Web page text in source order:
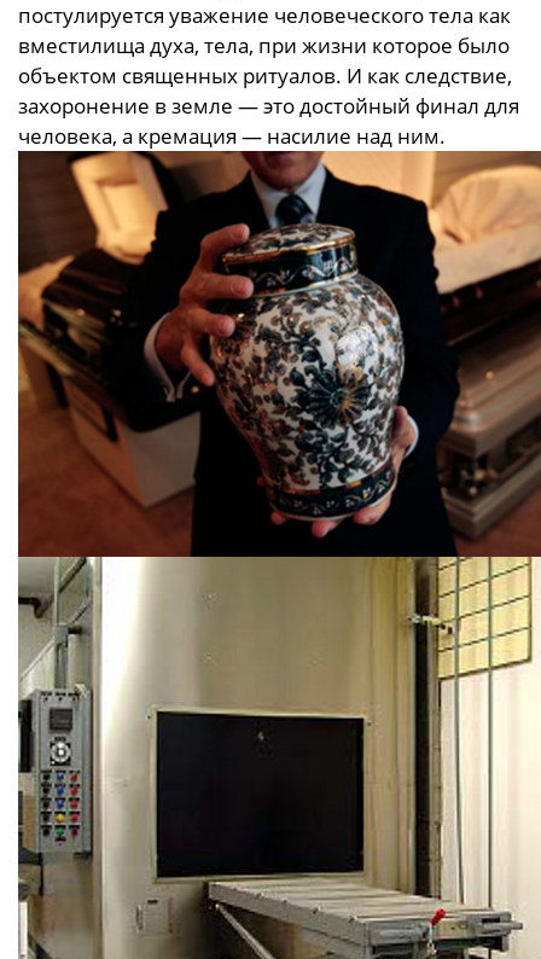
постулируется уважение человеческого тела как
вместилища духа, тела, при жизни которое было
объектом священных ритуалов. И как следствие,
захоронение в земле — это достойный финал для
человека, а кремация — насилие над ним.